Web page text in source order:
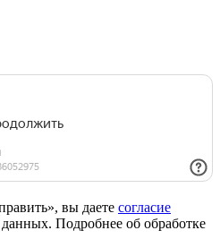
вы даете согласие
Подробнее об обработке